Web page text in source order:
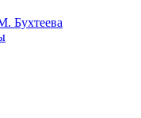
Бухтеева